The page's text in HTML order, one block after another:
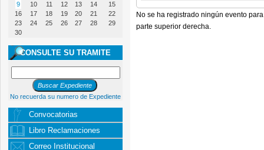
9
10 11 12 13 14
15
16
17 18 19 20 21
22
23
24 25 26 27 28
29
30
CONSULTE SU TRAMITE
No recuerda su numero de Expediente
Convocatorias
Libro Reclamaciones
Correo Institucional
No se ha registrado ningún evento
parte superior derecha.